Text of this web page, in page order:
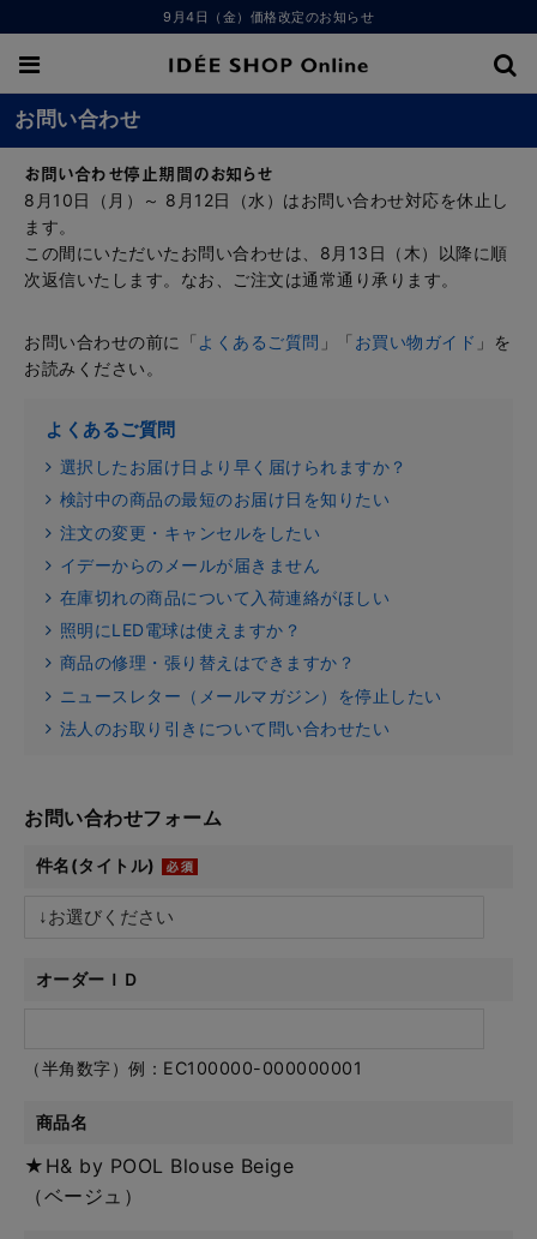
9月4日（金）価格改定のお知らせ
お問い合わせ
お問い合わせ停止期間のお知らせ
8月10日（月）～ 8月12日（水）はお問い合わせ対応を休止し
ます。
この間にいただいたお問い合わせは、8月13日（木）以降に順
次返信いたします。なお、ご注文は通常通り承ります。
お問い合わせの前に「よくあるご質問 」「お買い物ガイド 」を
お読みください。
よくあるご質問
選択したお届け日より早く届けられますか？
検討中の商品の最短のお届け日を知りたい
注文の変更・キャンセルをしたい
イデーからのメールが届きません
在庫切れの商品について入荷連絡がほしい
照明にLED電球は使えますか？
商品の修理・張り替えはできますか？
ニュースレター（メールマガジン）を停止したい
法人のお取り引きについて問い合わせたい
お問い合わせフォーム
件名(タイトル)
オーダーＩＤ
（半角数字）例：EC100000-000000001
商品名
★H& by POOL Blouse Beige
（ベージュ）